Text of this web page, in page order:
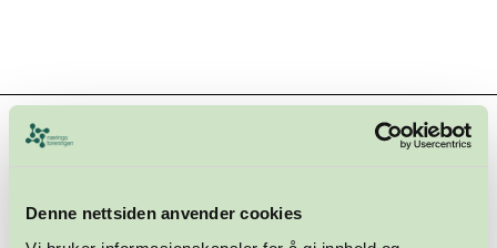
Denne nettsiden anvender cookies
Hovedsamarbeidspartnere